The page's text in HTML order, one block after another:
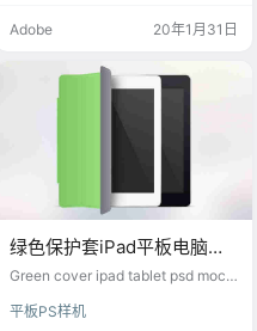
Adobe 20年1月31日
绿色保护套iPad平板电脑
psd样机素材
Green cover ipad tablet psd mock
平板PS样机